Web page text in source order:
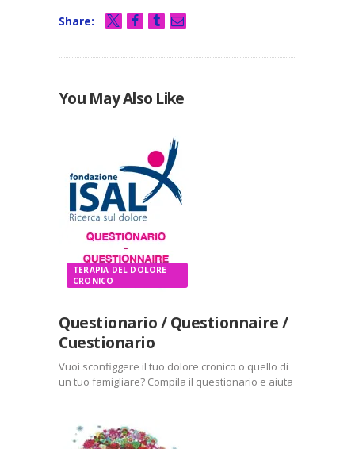
Share:
You May Also Like
TERAPIA DEL DOLORE
CRONICO
Questionario / Questionnaire /
Cuestionario
Vuoi sconfiggere il tuo dolore cronico o quello di
un tuo famigliare? Compila il questionario e aiuta
questionnaire and support our…